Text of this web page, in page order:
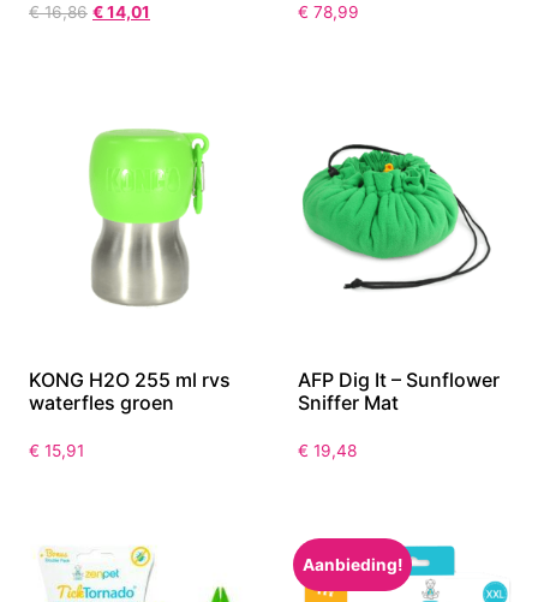
€16,86 €14,01 € 78,99
KONG H2O 255 ml rvs
waterfles groen
€ 15,91
AFP Dig It – Sunflower
Sniffer Mat
€ 19,48
Aanbieding!